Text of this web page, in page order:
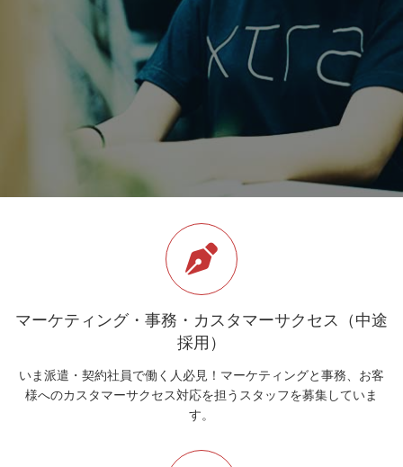
マーケティング・事務・カスタマーサクセス（中途
採用）
いま派遣・契約社員で働く人必見！マーケティングと事務、お客
様へのカスタマーサクセス対応を担うスタッフを募集していま
す。